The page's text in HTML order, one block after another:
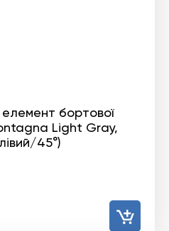
бортової
Light Gray,
45°)